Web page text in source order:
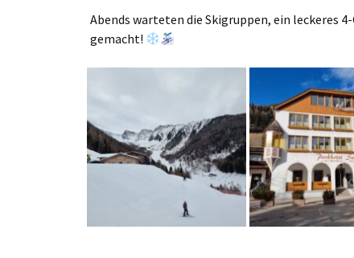
Abends warteten die Skigruppen, ein leckeres
gemacht!